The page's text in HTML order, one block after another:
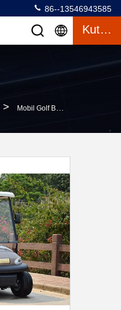
86--13546943585
Kutipan
> Mobil Golf Buggy 6 Kursi Listrik Dengan Baterai Asam Timbal Atau Baterai Lithium 48V